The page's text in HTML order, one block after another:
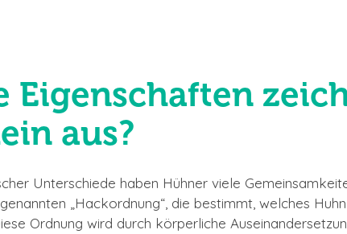
Eigenschaften
aus?
Unterschiede haben Hühner viele
„Hackordnung“, die bestimmt, welches
Ordnung wird durch körperliche